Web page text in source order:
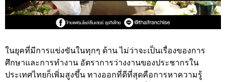
ในยุคที่มีการแข่งขันในทุกๆ ด้าน ไม่ว่าจะเป็นเรื่องของการ
ศึกษาและการทำงาน อัตราการว่างงานของประชากรใน
ประเทศไทยก็เพิ่มสูงขึ้น ทางออกที่ดีที่สุดคือการหาความรู้